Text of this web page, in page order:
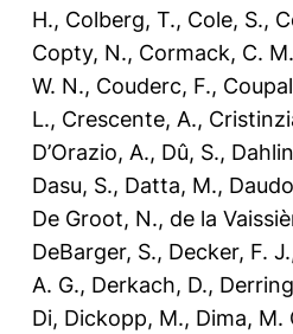
H., Colberg, T., Cole, S.,
Copty, N., Cormack, C. M.
W. N., Couderc, F.,
L., Crescente, A.,
D’Orazio, A., Dû, S.,
Dasu, S., Datta, M.,
De Groot, N., de la
DeBarger, S., Decker, F. J.
A. G., Derkach, D.,
Di, Dickopp, M., Dima, M.